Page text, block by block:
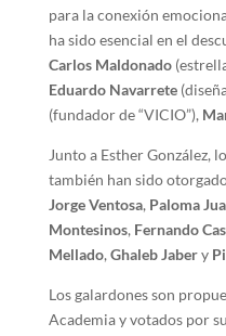
para la conexión
ha sido esencial en el
Carlos Maldonado
Eduardo Navarrete
(fundador de “VICIO”),
Junto a Esther González,
también han sido
Jorge Ventosa, Paloma
Montesinos, Fernando
Mellado, Ghaleb Jabery
Los galardones son
Academia y votados por